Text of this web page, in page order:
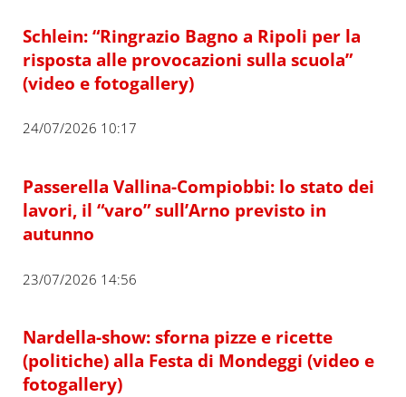
Schlein: “Ringrazio Bagno a Ripoli per la
risposta alle provocazioni sulla scuola”
(video e fotogallery)
24/07/2026 10:17
Passerella Vallina-Compiobbi: lo stato dei
lavori, il “varo” sull’Arno previsto in
autunno
23/07/2026 14:56
Nardella-show: sforna pizze e ricette
(politiche) alla Festa di Mondeggi (video e
fotogallery)